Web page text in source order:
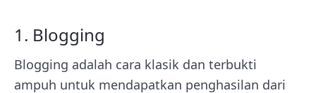
1. Blogging
Blogging adalah cara klasik dan terbukti
ampuh untuk mendapatkan penghasilan dari